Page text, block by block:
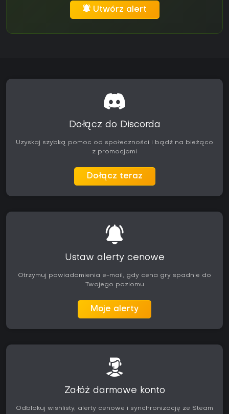
Utwórz alert
Dołącz do Discorda
Uzyskaj szybką pomoc od społeczności i bądź na bieżąco
z promocjami
Dołącz teraz
Ustaw alerty cenowe
Otrzymuj powiadomienia e-mail, gdy cena gry spadnie do
Twojego poziomu
Moje alerty
Załóż darmowe konto
Odblokuj wishlisty, alerty cenowe i synchronizację ze Steam